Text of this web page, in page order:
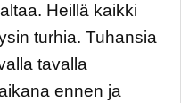
Heillä kaikki
turhia. Tuhansia
tavalla
ennen ja